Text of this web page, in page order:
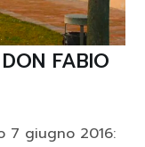
FABIO
7 giugno 2016: